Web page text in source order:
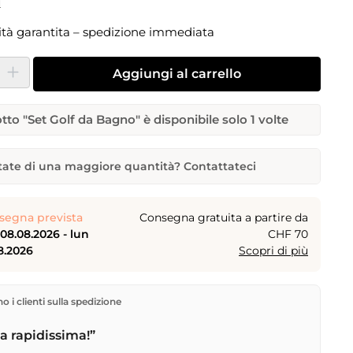
garantita – spedizione immediata
inserisci la quantità desiderata o usa i pulsanti per aumentare o
Aggiungi al carrello
"Set Golf da Bagno" è disponibile solo 1 volte
di una maggiore quantità? Contattateci
Data di consegna desiderata
prevista
- lun
Consegna gratuita a partire da
CHF 70
Scopri di più
dal nostro magazzino a Kriens, in Svizzera.
a partire da
spediti in giornata – consegna il
Posta Svizzera. Consegna sabato
i clienti sulla spedizione
rapidissima!”